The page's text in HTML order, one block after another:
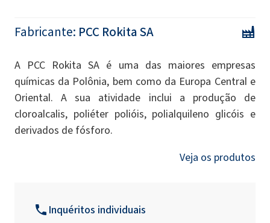
Fabricante: PCC Rokita SA
A PCC Rokita SA é uma das maiores empresas
químicas da Polônia, bem como da Europa Central e
Oriental. A sua atividade inclui a produção de
cloroalcalis, poliéter polióis, polialquileno glicóis e
derivados de fósforo.
Veja os produtos
Inquéritos individuais